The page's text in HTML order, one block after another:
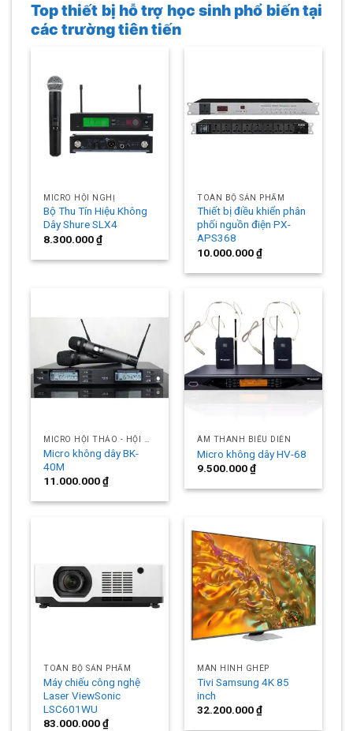
Top thiết bị hỗ trợ học sinh phổ biến tại
các trường tiên tiến
MICRO HỘI NGHỊ
Bộ Thu Tín Hiệu Không
Dây Shure SLX4
8.300.000₫
TOÀN BỘ SẢN PHẨM
Thiết bị điều khiển phân
phối nguồn điện PX-
APS368
10.000.000₫
MICRO HỘI THẢO - HỘI NGHỊ
Micro không dây BK-
40M
11.000.000₫
ÂM THANH BIỂU DIỄN
Micro không dây HV-68
9.500.000₫
TOÀN BỘ SẢN PHẨM
Máy chiếu công nghệ
Laser ViewSonic
LSC601WU
83.000.000₫
MÀN HÌNH GHÉP
Tivi Samsung 4K 85
inch
32.200.000₫